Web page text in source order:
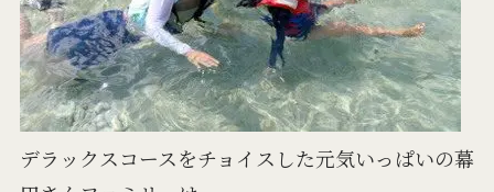
デラックスコースをチョイスした元気いっぱいの幕